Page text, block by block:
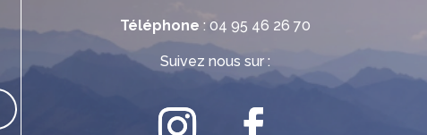
Téléphone : 04 95 46 26 70
Suivez nous sur :